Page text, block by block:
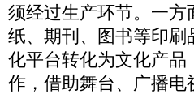
须经过生产环节。一
纸、期刊、图书等印
化平台转化为文化产
作，借助舞台、广播